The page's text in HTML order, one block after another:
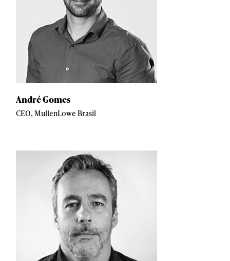
André Gomes
CEO, MullenLowe Brasil